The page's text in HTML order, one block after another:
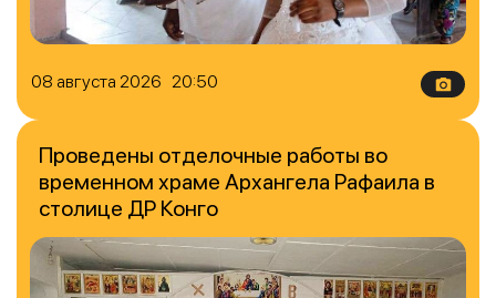
08 августа 2026 20:50
Проведены отделочные работы во
временном храме Архангела Рафаила в
столице ДР Конго